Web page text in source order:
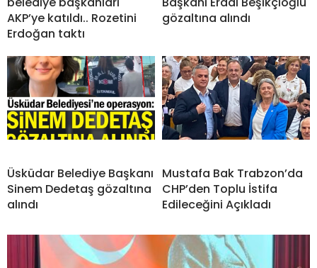
AKP’ye katıldı.. Rozetini
Erdoğan taktı
gözaltına alındı
Üsküdar Belediye Başkanı
Sinem Dedetaş gözaltına
alındı
Mustafa Bak Trabzon’da
CHP’den Toplu İstifa
Edileceğini Açıkladı